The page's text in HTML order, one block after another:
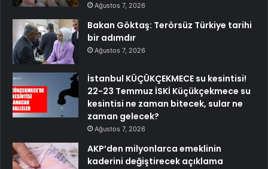
Ağustos 7, 2026
Bakan Göktaş: Terörsüz Türkiye tarihi
bir adımdır
Ağustos 7, 2026
İstanbul KÜÇÜKÇEKMECE su kesintisi!
22-23 Temmuz İSKİ Küçükçekmece su
kesintisi ne zaman bitecek, sular ne
zaman gelecek?
Ağustos 7, 2026
AKP’den milyonlarca emeklinin
kaderini değiştirecek açıklama